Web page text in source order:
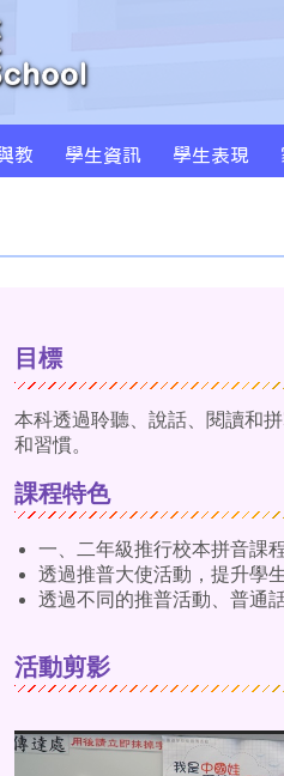
教 學生資訊 學生表現
目標
本科透過聆聽、說話、閱讀和
和習慣。
課程特色
一、二年級推行校本拼音課
透過推普大使活動，提升學
透過不同的推普活動、普通
活動剪影